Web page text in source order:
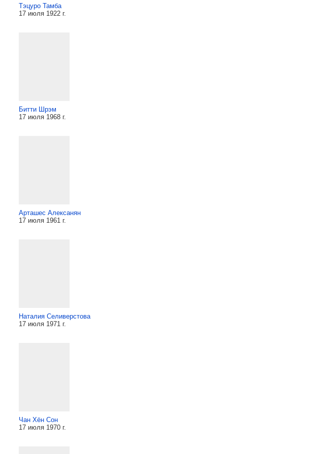
Тэцуро Тамба
17 июля 1922 г.
Битти Шрэм
17 июля 1968 г.
Арташес Алексанян
17 июля 1961 г.
Наталия Селиверстова
17 июля 1971 г.
Чан Хён Сон
17 июля 1970 г.